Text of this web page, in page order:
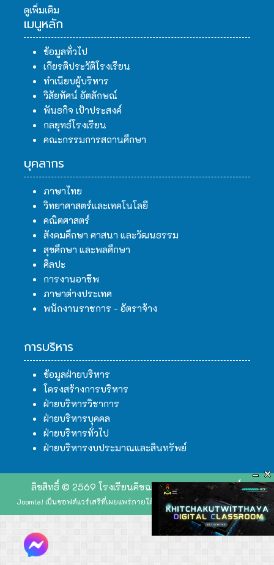
ดูเพิ่มเติม
เมนูหลัก
ข้อมูลทั่วไป
เกียรติประวัติโรงเรียน
ทำเนียบผู้บริหาร
วิสัยทัศน์ อัตลักษณ์
พันธกิจ เป้าประสงค์
กลยุทธ์โรงเรียน
คณะกรรมการสถานศึกษา
บุคลากร
ภาษาไทย
วิทยาศาสตร์และเทคโนโลยี
คณิตศาสตร์
สังคมศึกษา ศาสนา และวัฒนธรรม
สุขศึกษา และพลศึกษา
ศิลปะ
การงานอาชีพ
ภาษาต่างประเทศ
พนักงานราชการ - อัตราจ้าง
การบริหาร
ข้อมูลฝ่ายบริหาร
โครงสร้างการบริหาร
ฝ่ายบริหารวิชาการ
ฝ่ายบริหารบุคคล
ฝ่ายบริหารทั่วไป
ฝ่ายบริหารงบประมาณและสินทรัพย์
ลิขสิทธิ์ © 2569 โรงเรียนคิชฌกูฏวิทยา. สงวนลิขสิทธิ์.
Joomla! เป็นซอฟต์แวร์เสรีที่เผยแพร่ภายใต้ GNU ใบอนุญาตสาธารณะทั่วไป